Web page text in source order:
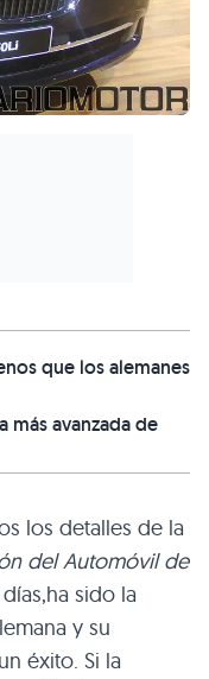
que los alemanes
más avanzada de
los detalles de la
del Automóvil de
sido la
y su
éxito. Si la